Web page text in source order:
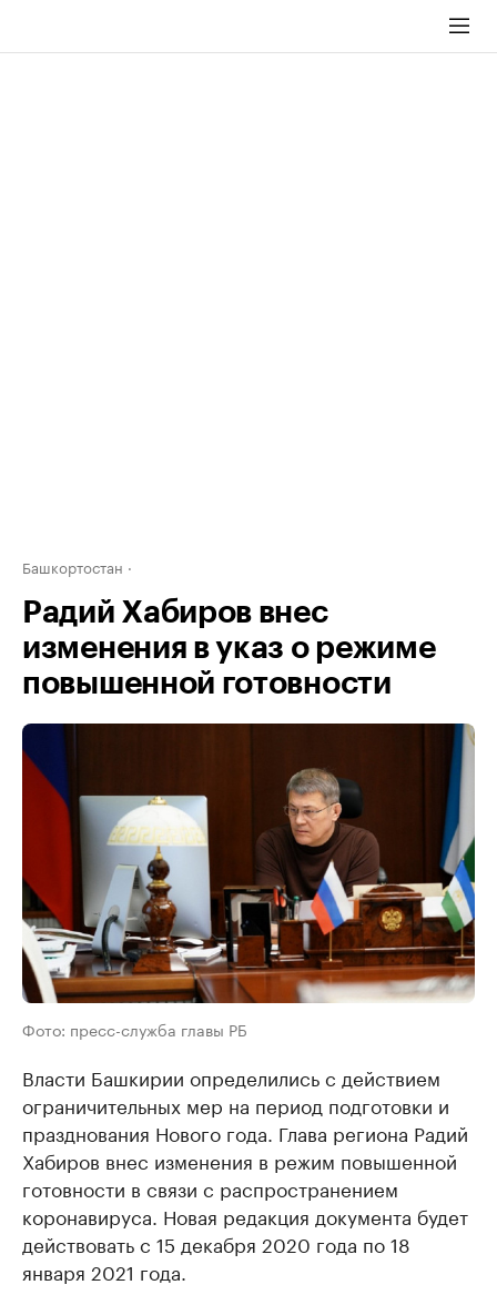
Башкортостан
Радий Хабиров внес
изменения в указ о режиме
повышенной готовности
Фото: пресс-служба главы РБ
Власти Башкирии определились с действием
ограничительных мер на период подготовки и
празднования Нового года. Глава региона Радий
Хабиров внес изменения в режим повышенной
готовности в связи с распространением
коронавируса. Новая редакция документа будет
действовать с 15 декабря 2020 года по 18
января 2021 года.